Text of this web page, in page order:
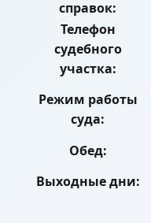
справок:
Телефон
судебного
участка:
Режим работы
суда:
Обед:
Выходные дни: